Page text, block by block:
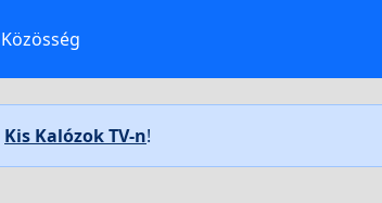
Közösség
Kis Kalózok TV-n!